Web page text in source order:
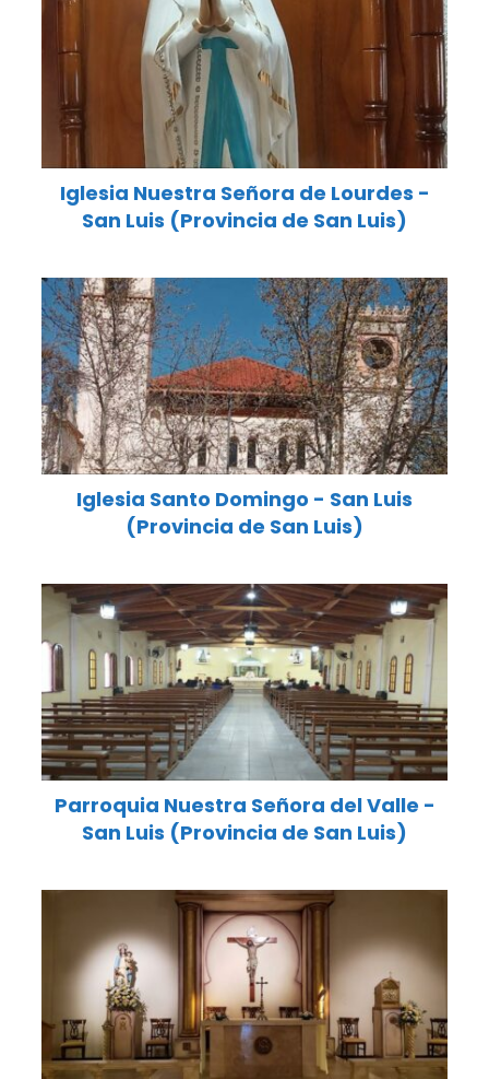
Iglesia Nuestra Señora de Lourdes -
San Luis (Provincia de San Luis)
Iglesia Santo Domingo - San Luis
(Provincia de San Luis)
Parroquia Nuestra Señora del Valle -
San Luis (Provincia de San Luis)